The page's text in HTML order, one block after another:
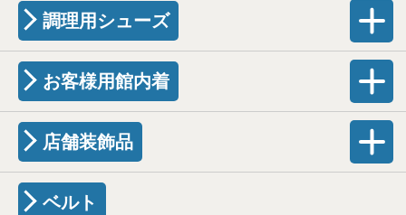
調理用シューズ
お客様用館内着
店舗装飾品
ベルト